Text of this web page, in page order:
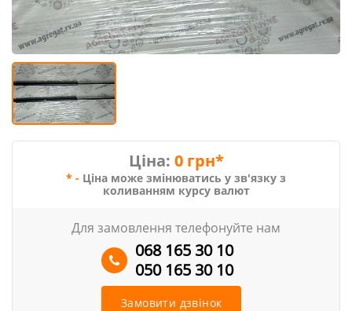
Ціна: 0 грн*
* - Ціна може змінюватись у зв'язку з
коливанням курсу валют
Для замовлення телефонуйте нам
068 165 30 10
050 165 30 10
Замовити дзвінок